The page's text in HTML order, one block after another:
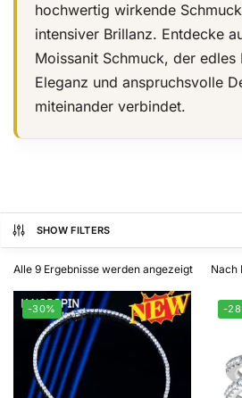
hochwertig wirkende
intensiver Brillanz. Entdecke
Moissanit Schmuck, der edles
Eleganz und anspruchsvolle
miteinander verbindet.
SHOW FILTERS
Alle 9 Ergebnisse werden angezeigt
-30% -